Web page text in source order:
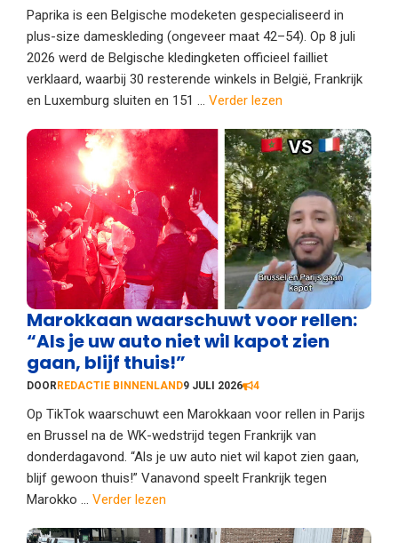
Paprika is een Belgische modeketen gespecialiseerd in
plus-size dameskleding (ongeveer maat 42–54). Op 8 juli
2026 werd de Belgische kledingketen officieel failliet
verklaard, waarbij 30 resterende winkels in België, Frankrijk
en Luxemburg sluiten en 151 ... Verder lezen
Marokkaan waarschuwt voor rellen:
“Als je uw auto niet wil kapot zien
gaan, blijf thuis!”
DOORREDACTIE BINNENLAND9 JULI 2026 4
Op TikTok waarschuwt een Marokkaan voor rellen in Parijs
en Brussel na de WK-wedstrijd tegen Frankrijk van
donderdagavond. “Als je uw auto niet wil kapot zien gaan,
blijf gewoon thuis!” Vanavond speelt Frankrijk tegen
Marokko ... Verder lezen